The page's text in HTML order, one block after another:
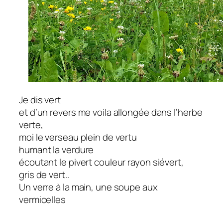
Je dis vert
et d’un revers me voila allongée dans l’herbe
verte,
moi le verseau plein de vertu
humant la verdure
écoutant le pivert couleur rayon siévert,
gris de vert..
Un verre à la main, une soupe aux
vermicelles